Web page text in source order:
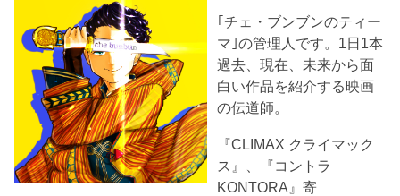
｢チェ・ブンブンのティー
マ｣の管理人です。1日1本
過去、現在、未来から面
白い作品を紹介する映画
の伝道師。
『CLIMAX クライマック
ス』、『コントラ
KONTORA』寄